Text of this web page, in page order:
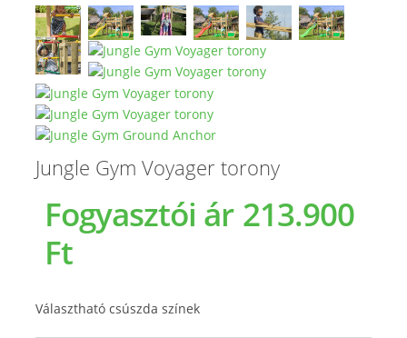
Jungle Gym Voyager torony
Fogyasztói ár 213.900
Ft
Választható csúszda színek